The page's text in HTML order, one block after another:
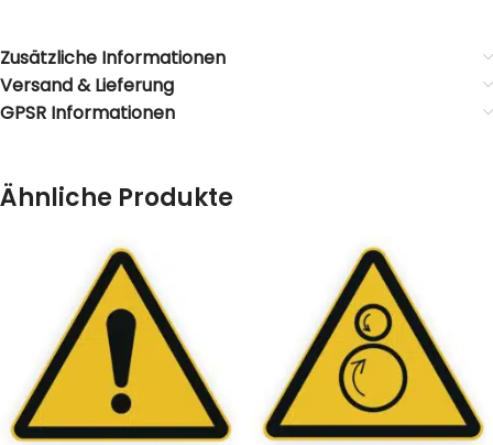
Zusätzliche Informationen
Versand & Lieferung
GPSR Informationen
Ähnliche Produkte